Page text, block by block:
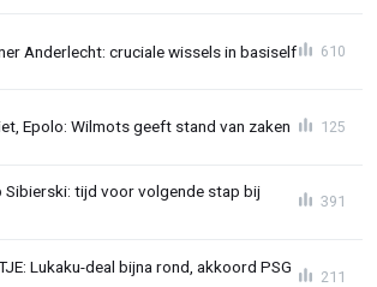
Anderlecht: cruciale wissels in basiself 610
Epolo: Wilmots geeft stand van zaken 125
Sibierski: tijd voor volgende stap bij
391
Lukaku-deal bijna rond, akkoord PSG
211